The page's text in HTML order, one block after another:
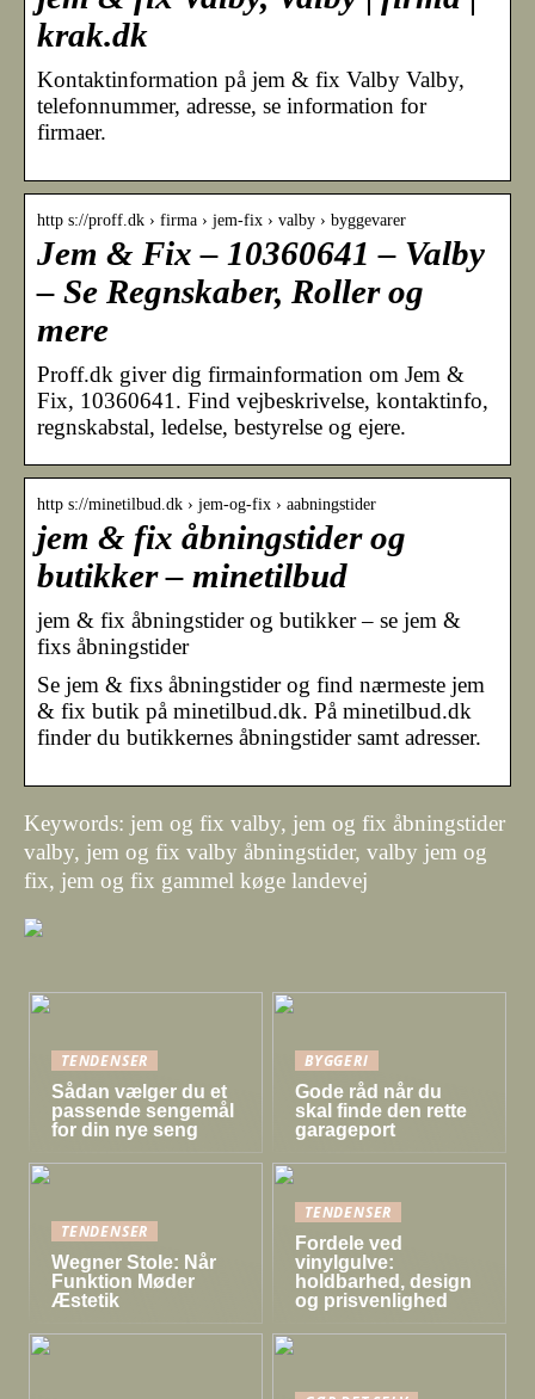
krak.dk
Kontaktinformation på jem & fix Valby Valby,
telefonnummer, adresse, se information for
firmaer.
http s://proff.dk › firma › jem-fix › valby › byggevarer
Jem & Fix – 10360641 – Valby
– Se Regnskaber, Roller og
mere
Proff.dk giver dig firmainformation om Jem &
Fix, 10360641. Find vejbeskrivelse, kontaktinfo,
regnskabstal, ledelse, bestyrelse og ejere.
http s://minetilbud.dk › jem-og-fix › aabningstider
jem & fix åbningstider og
butikker – minetilbud
jem & fix åbningstider og butikker – se jem &
fixs åbningstider
Se jem & fixs åbningstider og find nærmeste jem
& fix butik på minetilbud.dk. På minetilbud.dk
finder du butikkernes åbningstider samt adresser.
Keywords: jem og fix valby, jem og fix åbningstider
valby, jem og fix valby åbningstider, valby jem og
fix, jem og fix gammel køge landevej
TENDENSER
Sådan vælger du et
passende sengemål
for din nye seng
BYGGERI
Gode råd når du
skal finde den rette
garageport
TENDENSER
Wegner Stole: Når
Funktion Møder
Æstetik
TENDENSER
Fordele ved
vinylgulve:
holdbarhed, design
og prisvenlighed